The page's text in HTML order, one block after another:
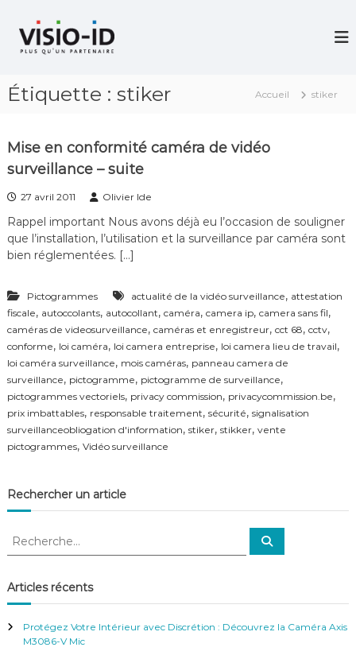
P
e
c
i
n
–
é
o
n
f
é
r
e
e
d
S
i
Étiquette : stiker Accueil stiker
Mise en conformité caméra de vidéo
surveillance – suite
27 avril 2011 Olivier Ide
Rappel important Nous avons déjà eu l’occasion de souligner
que l’installation, l’utilisation et la surveillance par caméra sont
bien réglementées. […]
Pictogrammes actualité de la vidéo surveillance, attestation
fiscale, autoccolants, autocollant, caméra, camera ip, camera sans fil,
caméras de videosurveillance, caméras et enregistreur, cct 68, cctv,
conforme, loi caméra, loi camera entreprise, loi camera lieu de travail,
loi caméra surveillance, mois caméras, panneau camera de
surveillance, pictogramme, pictogramme de surveillance,
pictogrammes vectoriels, privacy commission, privacycommission.be,
prix imbattables, responsable traitement, sécurité, signalisation
surveillanceobliogation d'information, stiker, stikker, vente
pictogrammes, Vidéo surveillance
Rechercher un article
R
h
e
c
R
c
e
r
Articles récents
Protégez Votre Intérieur avec Discrétion : Découvrez la Caméra Axis
M3086-V Mic